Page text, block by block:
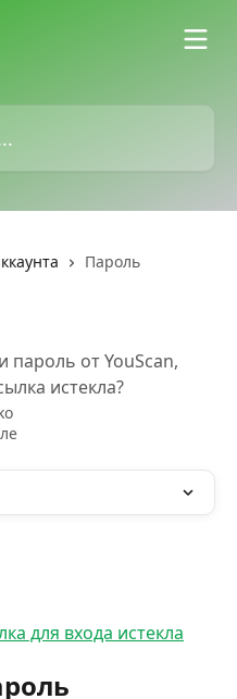
Пароль
пароль от YouScan,
истекла?
для входа истекла